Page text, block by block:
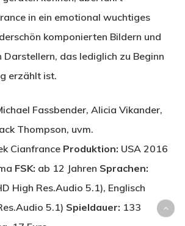
in ein emotional wuchtiges
komponierten Bildern und
das lediglich zu Beginn
erzählt ist.
Fassbender, Alicia Vikander,
Thompson, uvm.
Cianfrance Produktion: USA 2016
FSK: ab 12 Jahren Sprachen:
High Res.Audio 5.1), Englisch
5.1) Spieldauer: 133